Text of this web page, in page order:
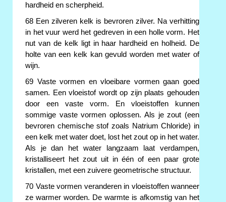
hardheid en scherpheid.
68 Een zilveren kelk is bevroren zilver. Na verhitting
in het vuur werd het gedreven in een holle vorm. Het
nut van de kelk ligt in haar hardheid en holheid. De
holte van een kelk kan gevuld worden met water of
wijn.
69 Vaste vormen en vloeibare vormen gaan goed
samen. Een vloeistof wordt op zijn plaats gehouden
door een vaste vorm. En vloeistoffen kunnen
sommige vaste vormen oplossen. Als je zout (een
bevroren chemische stof zoals Natrium Chloride) in
een kelk met water doet, lost het zout op in het water.
Als je dan het water langzaam laat verdampen,
kristalliseert het zout uit in één of een paar grote
kristallen, met een zuivere geometrische structuur.
70 Vaste vormen veranderen in vloeistoffen wanneer
ze warmer worden. De warmte is afkomstig van het